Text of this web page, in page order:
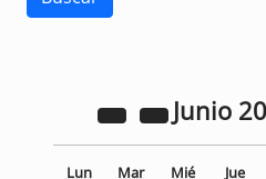
Junio
Lun Mar Mié Jue